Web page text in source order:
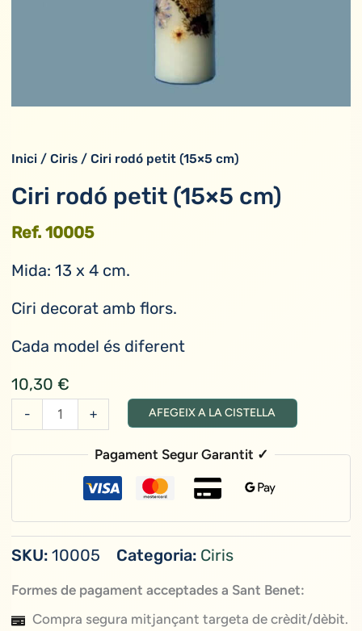
Inici /Ciris / Ciri rodó petit (15×5 cm)
Ciri rodó petit (15×5 cm)
Ref. 10005
Mida: 13 x 4 cm.
Ciri decorat amb flors.
Cada model és diferent
10,30€
-
quantitat
de
Ciri
(15x5
cm)
+ AFEGEIX A LA CISTELLA
Pagament Segur Garantit ✓
SKU:10005 Categoria: Ciris
Formes de pagament acceptades a Sant Benet:
Compra segura mitjançant targeta de crèdit/dèbit.